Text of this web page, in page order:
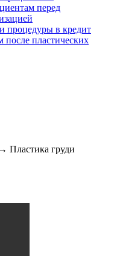
перед
процедуры в кредит
после пластических
→ Пластика груди